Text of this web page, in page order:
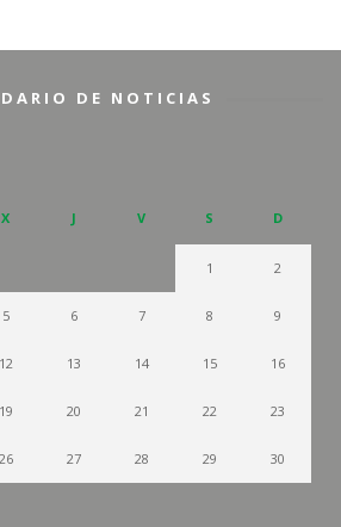
DE NOTICIAS
X J V S D
1 2
5 6 7 8 9
12 13 14 15 16
19 20 21 22 23
26 27 28 29 30